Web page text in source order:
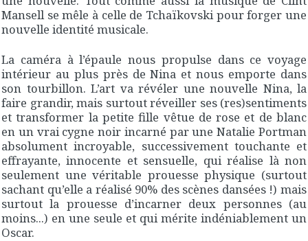
Mansell se mêle à celle de Tchaïkovski pour forger une
nouvelle identité musicale.
La caméra à l’épaule nous propulse dans ce voyage
intérieur au plus près de Nina et nous emporte dans
son tourbillon. L’art va révéler une nouvelle Nina, la
faire grandir, mais surtout réveiller ses (res)sentiments
et transformer la petite fille vêtue de rose et de blanc
en un vrai cygne noir incarné par une Natalie Portman
absolument incroyable, successivement touchante et
effrayante, innocente et sensuelle, qui réalise là non
seulement une véritable prouesse physique (surtout
sachant qu’elle a réalisé 90% des scènes dansées !) mais
surtout la prouesse d’incarner deux personnes (au
moins...) en une seule et qui mérite indéniablement un
Oscar.